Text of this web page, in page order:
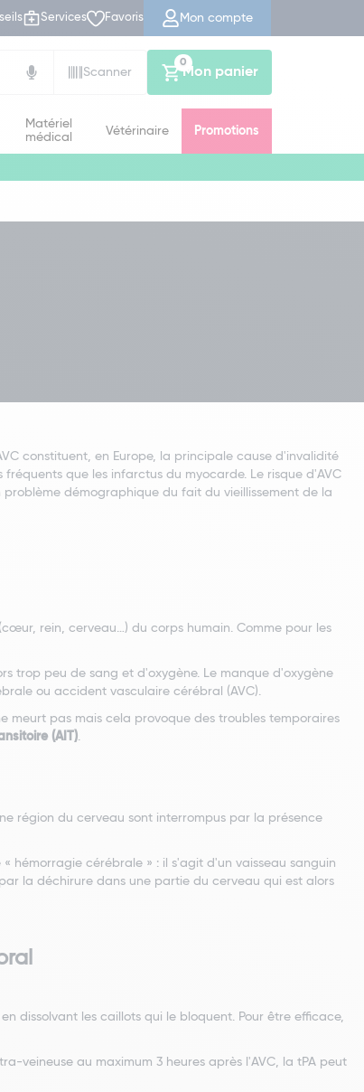
Services Favoris Mon compte
Scanner
Mon panier
0
Matériel
médical
Vétérinaire Promotions
constituent, en Europe, la principale cause d'invalidité
que les infarctus du myocarde. Le risque d'AVC
démographique du fait du vieillissement de la
rein, cerveau…) du corps humain. Comme pour les
trop peu de sang et d'oxygène. Le manque d'oxygène
ou accident vasculaire cérébral (AVC).
meurt pas mais cela provoque des troubles temporaires
(AIT).
région du cerveau sont interrompus par la présence
cérébrale » : il s'agit d'un vaisseau sanguin
la déchirure dans une partie du cerveau qui est alors
dissolvant les caillots qui le bloquent. Pour être efficace,
veineuse au maximum 3 heures après l'AVC, la tPA peut